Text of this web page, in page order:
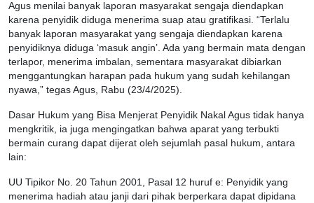
Agus menilai banyak laporan masyarakat sengaja diendapkan
karena penyidik diduga menerima suap atau gratifikasi. “Terlalu
banyak laporan masyarakat yang sengaja diendapkan karena
penyidiknya diduga ‘masuk angin’. Ada yang bermain mata dengan
terlapor, menerima imbalan, sementara masyarakat dibiarkan
menggantungkan harapan pada hukum yang sudah kehilangan
nyawa,” tegas Agus, Rabu (23/4/2025).
Dasar Hukum yang Bisa Menjerat Penyidik Nakal Agus tidak hanya
mengkritik, ia juga mengingatkan bahwa aparat yang terbukti
bermain curang dapat dijerat oleh sejumlah pasal hukum, antara
lain:
UU Tipikor No. 20 Tahun 2001, Pasal 12 huruf e: Penyidik yang
menerima hadiah atau janji dari pihak berperkara dapat dipidana